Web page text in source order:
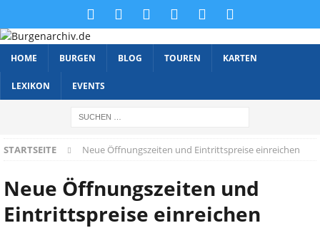
HOME BURGEN BLOG TOUREN KARTEN
LEXIKON EVENTS
STARTSEITE Neue Öffnungszeiten und Eintrittspreise einreichen
Neue Öffnungszeiten und
Eintrittspreise einreichen